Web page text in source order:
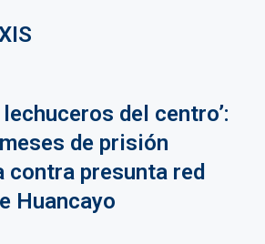
lechuceros del centro’:
de prisión
contra presunta red
Huancayo